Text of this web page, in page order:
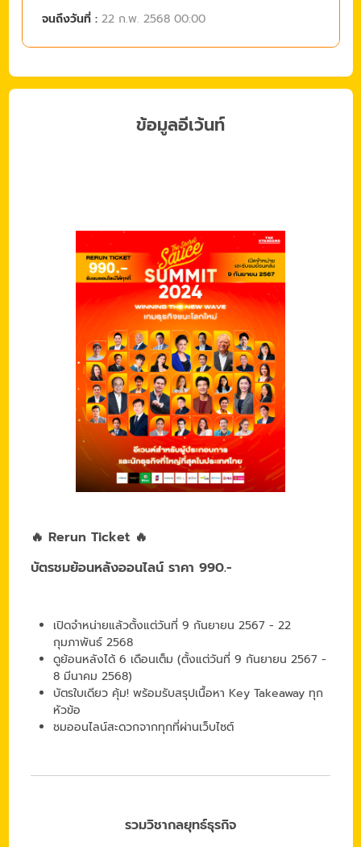
จนถึงวันที่ : 22 ก.พ. 2568 00:00
ข้อมูลอีเว้นท์
🔥 Rerun Ticket 🔥
บัตรชมย้อนหลังออนไลน์ ราคา 990.-
เปิดจำหน่ายแล้วตั้งแต่วันที่ 9 กันยายน 2567 - 22
กุมภาพันธ์ 2568
ดูย้อนหลังได้ 6 เดือนเต็ม (ตั้งแต่วันที่ 9 กันยายน 2567 -
8 มีนาคม 2568)
บัตรใบเดียว คุ้ม! พร้อมรับสรุปเนื้อหา Key Takeaway ทุก
หัวข้อ
ชมออนไลน์สะดวกจากทุกที่ผ่านเว็บไซต์
รวมวิชากลยุทธ์ธุรกิจ